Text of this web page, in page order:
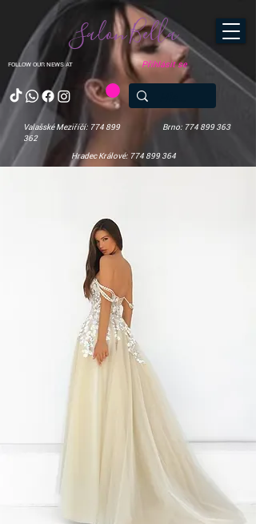
FOLLOW OUR NEWS AT
Salon Bella
Valašské Meziříčí: 774 899
362
Brno: 774 899 363
Hradec Králové: 774 899 364
Přihlásit se